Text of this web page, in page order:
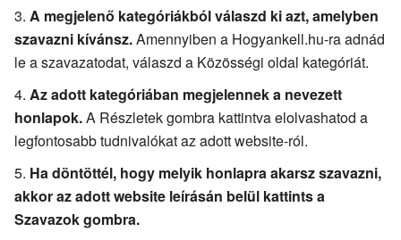
A megjelenő kategóriákból válaszd ki azt, amelyben
szavazni kívánsz.Amennyiben a Hogyankell.hu-ra adnád
le a szavazatodat, válaszd a Közösségi oldal kategóriát.
Az adott kategóriában megjelennek a nevezett
honlapok.A Részletek gombra kattintva elolvashatod a
legfontosabb tudnivalókat az adott website-ról.
Ha döntöttél, hogy melyik honlapra akarsz szavazni,
akkor az adott website leírásán belül kattints a
Szavazok gombra.